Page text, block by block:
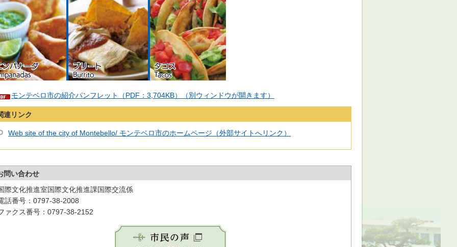
モンテベロ市の紹介パンフレット（PDF：3,704KB）（別ウィンドウが開きます）
連リンク
Web site of the city of Montebello/ モンテベロ市のホームページ（外部サイトへリンク）
問い合わせ
際文化推進室国際文化推進課国際交流係
話番号：0797-38-2008
ァクス番号：0797-38-2152